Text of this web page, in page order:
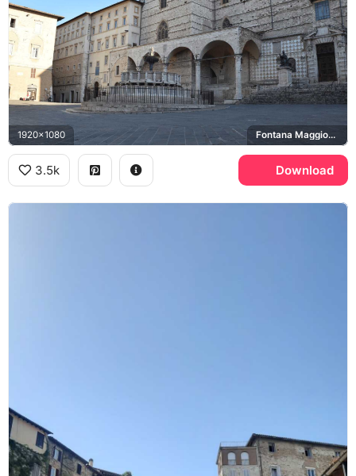
1920x1080 Fontana Maggiore, Piazza IV Novembre, Cattedrale di San Lorenzo
3.5k Download